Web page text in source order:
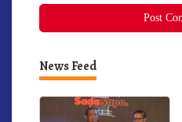
News Feed